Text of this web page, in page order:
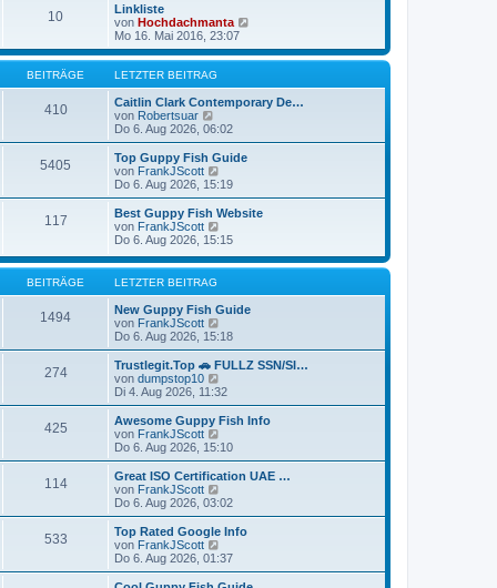
B
e
i
t
s
t
r
B
e
i
r
g
10
Linkliste
von Hochdachmanta
u
e
t
e
e
g
Mo 16. Mai 2016, 23:07
BEITRÄGE LETZTER BEITRAG
410
Caitlin Clark Contemporary De…
von Robertsuar
e
u
e
s
t
r
B
e
i
t
a
g
Do 6. Aug 2026, 06:02
5405
Top Guppy Fish Guide
von FrankJScott
e
u
e
t
r
i
t
r
a
g
Do 6. Aug 2026, 15:19
117
Best Guppy Fish Website
von FrankJScott
e
e
e
r
B
e
i
t
r
a
g
Do 6. Aug 2026, 15:15
BEITRÄGE LETZTER BEITRAG
1494
New Guppy Fish Guide
von FrankJScott
e
u
e
t
r
B
e
i
r
g
Do 6. Aug 2026, 15:18
274
Trustlegit.Top 🚗 FULLZ SSN/SI…
von dumpstop10
e
u
e
t
r
B
e
i
r
g
Di 4. Aug 2026, 11:32
425
Awesome Guppy Fish Info
von FrankJScott
e
u
e
t
r
B
e
i
Do 6. Aug 2026, 15:10
114
Great ISO Certification UAE …
von FrankJScott
e
u
e
t
r
Do 6. Aug 2026, 03:02
533
Top Rated Google Info
von FrankJScott
e
u
e
Do 6. Aug 2026, 01:37